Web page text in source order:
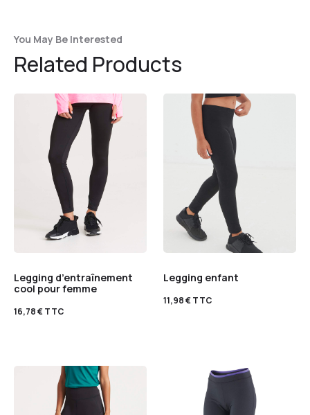
You May Be Interested
Related Products
Legging d’entraînement
cool pour femme
16,78€TTC
Legging enfant
11,98€TTC